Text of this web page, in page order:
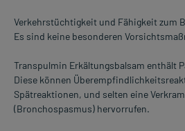
Verkehrstüchtigkeit und Fähigkeit zum
Es sind keine besonderen
Transpulmin Erkältungsbalsam enthält
Diese können
Spätreaktionen, und selten eine
(Bronchospasmus) hervorrufen.